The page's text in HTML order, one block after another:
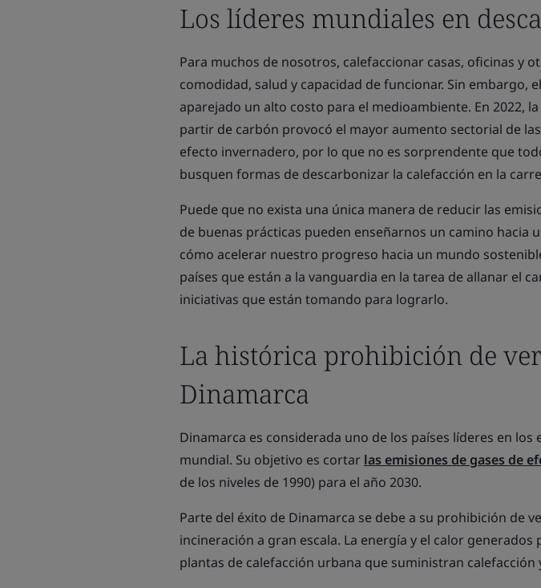
Los líderes mundiales en
Para muchos de nosotros, calefaccionar casas, oficinas y
comodidad, salud y capacidad de funcionar. Sin embargo,
aparejado un alto costo para el medioambiente. En 2022,
partir de carbón provocó el mayor aumento sectorial de
efecto invernadero, por lo que no es sorprendente que
busquen formas de descarbonizar la calefacción en la
Puede que no exista una única manera de reducir las
de buenas prácticas pueden enseñarnos un camino
cómo acelerar nuestro progreso hacia un mundo
países que están a la vanguardia en la tarea de allanar el
iniciativas que están tomando para lograrlo.
La histórica prohibición de
Dinamarca
Dinamarca es considerada uno de los países líderes en
mundial. Su objetivo es cortar las emisiones de gases de
de los niveles de 1990) para el año 2030.
Parte del éxito de Dinamarca se debe a su prohibición de
incineración a gran escala. La energía y el calor
plantas de calefacción urbana que suministran